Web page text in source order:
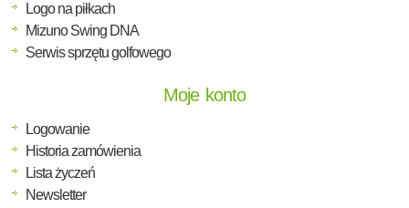
Logo na piłkach
Mizuno Swing DNA
Serwis sprzętu golfowego
Moje konto
Logowanie
Historia zamówienia
Lista życzeń
Newsletter